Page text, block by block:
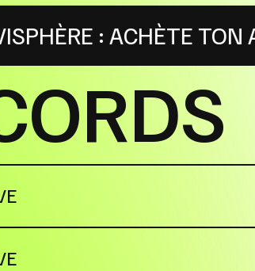
TON ABONNEMENT